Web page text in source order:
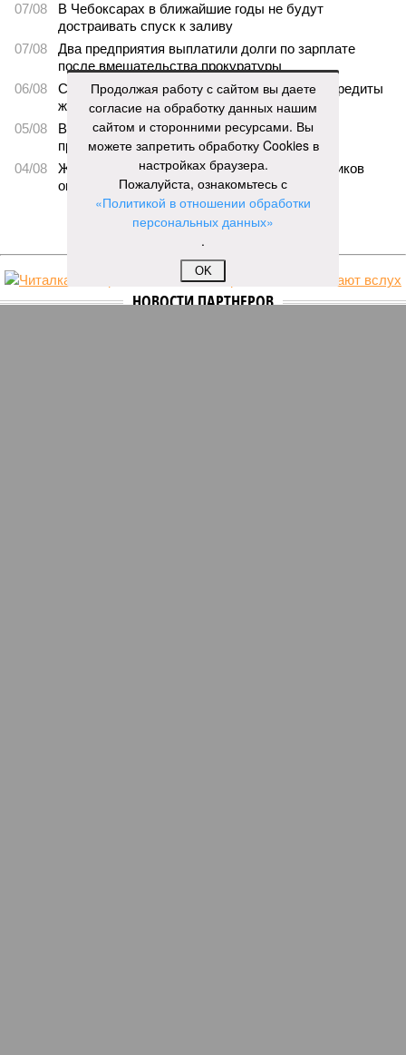
07/08
В Чебоксарах в ближайшие годы не будут
достраивать спуск к заливу
07/08
Два предприятия выплатили долги по зарплате
после вмешательства прокуратуры
06/08
Суд аннулировал ошибочно оформленные кредиты
жителя Чебоксар
05/08
В Чебоксарах снесут 46 строений рядом с
проблемной «Кувшинкой»
04/08
Житель Екатеринбурга по указанию мошенников
ограбил квартиру в Чебоксарах
ЕЩЕ НОВОСТИ
НОВОСТИ ПАРТНЕРОВ
Продолжая работу с сайтом вы даете
согласие на обработку данных нашим
сайтом и сторонними ресурсами. Вы
можете запретить обработку Cookies в
настройках браузера.
Пожалуйста, ознакомьтесь с
«Политикой в отношении обработки
персональных данных»
.
OK